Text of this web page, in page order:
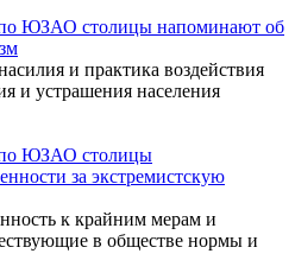
ЮЗАО столицы напоминают об
и практика воздействия
и устрашения населения
ЮЗАО столицы
за экстремистскую
к крайним мерам и
в обществе нормы и